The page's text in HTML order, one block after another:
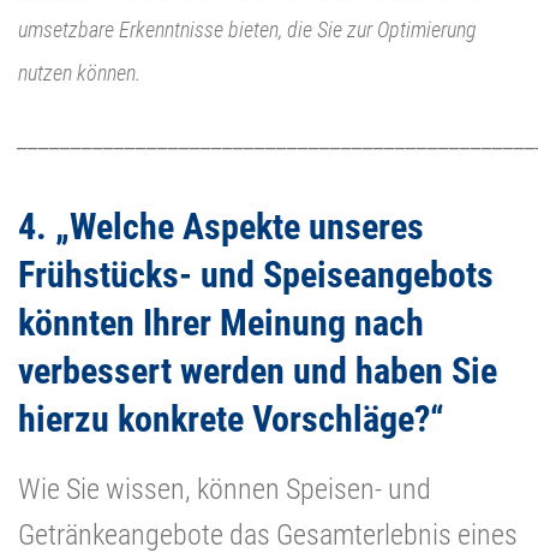
umsetzbare Erkenntnisse bieten, die Sie zur Optimierung
nutzen können.
4. „Welche Aspekte unseres
Frühstücks- und Speiseangebots
könnten Ihrer Meinung nach
verbessert werden und haben Sie
hierzu konkrete Vorschläge?“
Wie Sie wissen, können Speisen- und
Getränkeangebote das Gesamterlebnis eines